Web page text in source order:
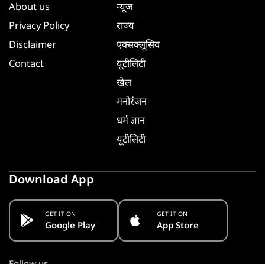
About us
Privacy Policy
Disclaimer
Contact
न्यूज
राज्य
एक्सक्लूसिव
यूटीलिटी
खेल
मनोरंजन
धर्म ज्ञान
यूटीलिटी
Download App
GET IT ON
Google Play
GET IT ON
App Store